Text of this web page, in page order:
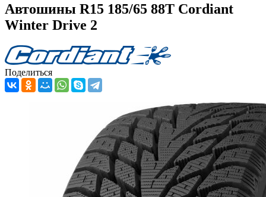
Автошины R15 185/65 88T Cordiant
Winter Drive 2
Поделиться